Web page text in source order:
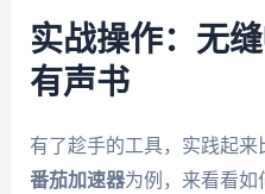
实战操作：无
有声书
有了趁手的工具，实践起
番茄加速器为例，来看看如